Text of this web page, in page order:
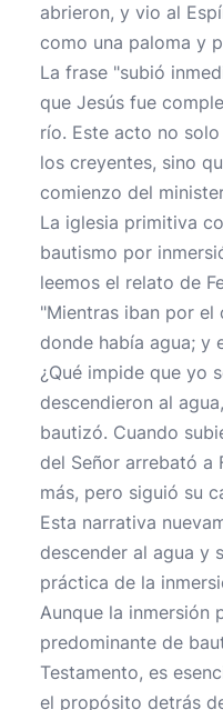
abrieron, y vio al
como una paloma y
La frase "subió
que Jesús fue
río. Este acto no
los creyentes, sino
comienzo del
La iglesia primitiva
bautismo por
leemos el relato de
"Mientras iban por el
donde había agua; y
¿Qué impide que yo
descendieron al
bautizó. Cuando
del Señor arrebató a
más, pero siguió su
Esta narrativa
descender al agua y
práctica de la
Aunque la inmersión
predominante de
Testamento, es
el propósito detrás